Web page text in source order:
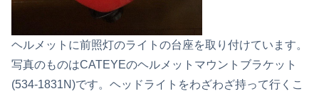
ヘルメットに前照灯のライトの台座を取り付けています。
写真のものはCATEYEのヘルメットマウントブラケット
(534-1831N)です。ヘッドライトをわざわざ持って行くこ